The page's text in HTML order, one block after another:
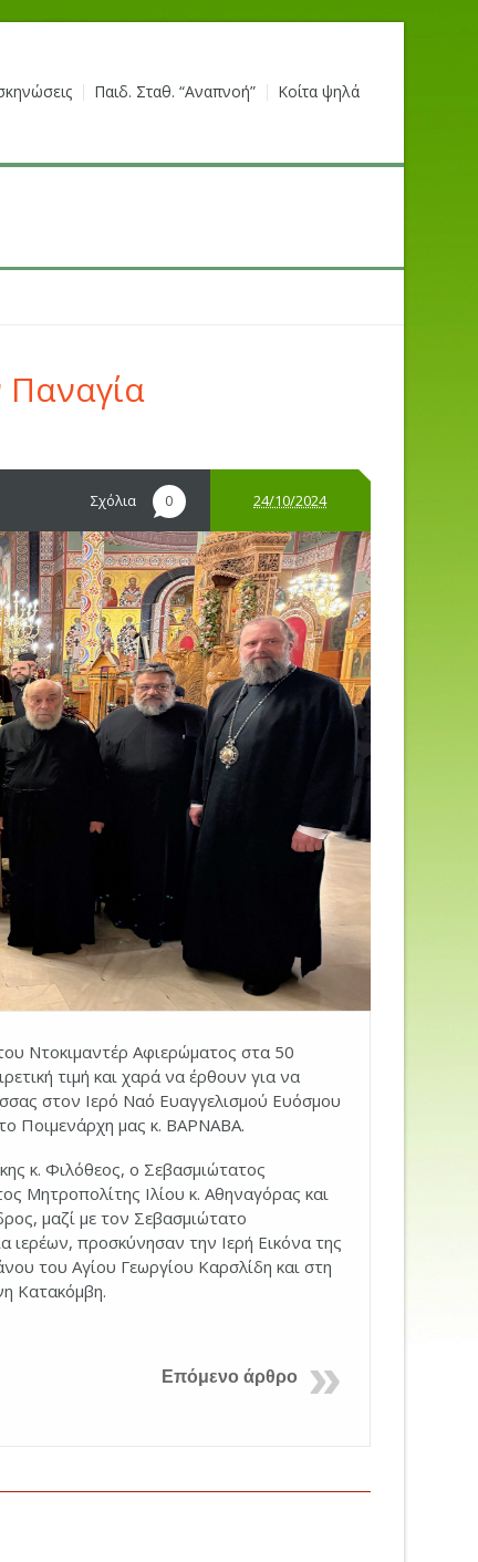
Παιδ. Σταθ. “Αναπνοή” Κοίτα ψηλά
Παναγία
Σχόλια 0 24/10/2024
Ντοκιμαντέρ Αφιερώματος στα 50
τιμή και χαρά να έρθουν για να
στον Ιερό Ναό Ευαγγελισμού Ευόσμου
Ποιμενάρχη μας κ. ΒΑΡΝΑΒΑ.
κ. Φιλόθεος, ο Σεβασμιώτατος
Μητροπολίτης Ιλίου κ. Αθηναγόρας και
μαζί με τον Σεβασμιώτατο
προσκύνησαν την Ιερή Εικόνα της
του Αγίου Γεωργίου Καρσλίδη και στη
Κατακόμβη.
Επόμενο άρθρο